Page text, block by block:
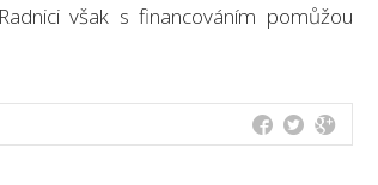
však s financováním pomůžou